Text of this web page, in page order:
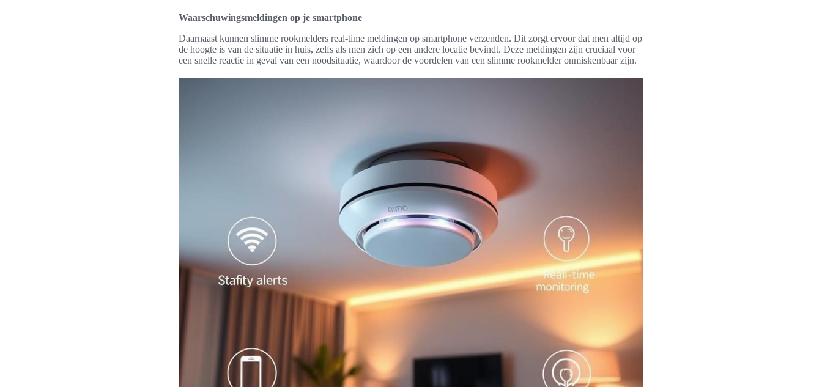
Waarschuwingsmeldingen op je smartphone
Daarnaast kunnen slimme rookmelders real-time meldingen op smartphone verzenden. Dit zorgt ervoor dat men altijd op
de hoogte is van de situatie in huis, zelfs als men zich op een andere locatie bevindt. Deze meldingen zijn cruciaal voor
een snelle reactie in geval van een noodsituatie, waardoor de voordelen van een slimme rookmelder onmiskenbaar zijn.